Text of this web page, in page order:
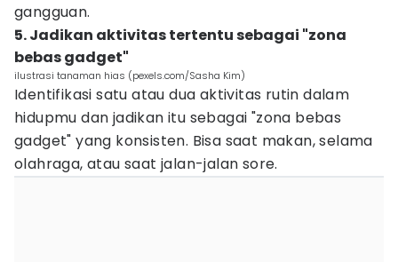
gangguan.
5. Jadikan aktivitas tertentu sebagai "zona
bebas gadget"
ilustrasi tanaman hias (pexels.com/Sasha Kim)
Identifikasi satu atau dua aktivitas rutin dalam
hidupmu dan jadikan itu sebagai "zona bebas
gadget" yang konsisten. Bisa saat makan, selama
olahraga, atau saat jalan-jalan sore.